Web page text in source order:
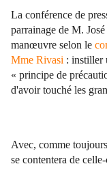
La conférence de
parrainage de M.
manœuvre selon le
Mme Rivasi : instiller
« principe de
d'avoir touché les
Avec, comme
se contentera de